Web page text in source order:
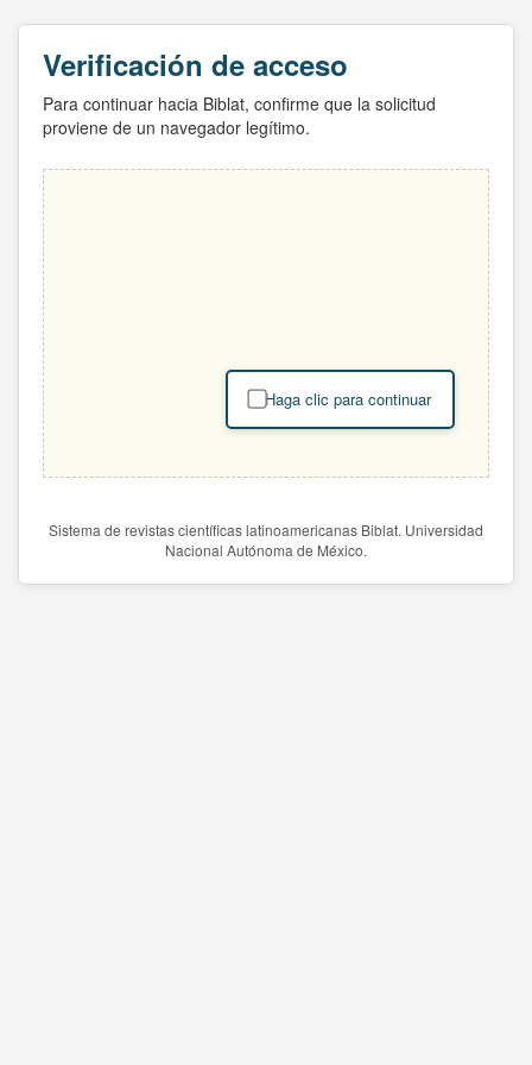
Verificación de acceso
Para continuar hacia Biblat, confirme que la solicitud
proviene de un navegador legítimo.
Haga clic para continuar
Sistema de revistas científicas latinoamericanas Biblat. Universidad
Nacional Autónoma de México.